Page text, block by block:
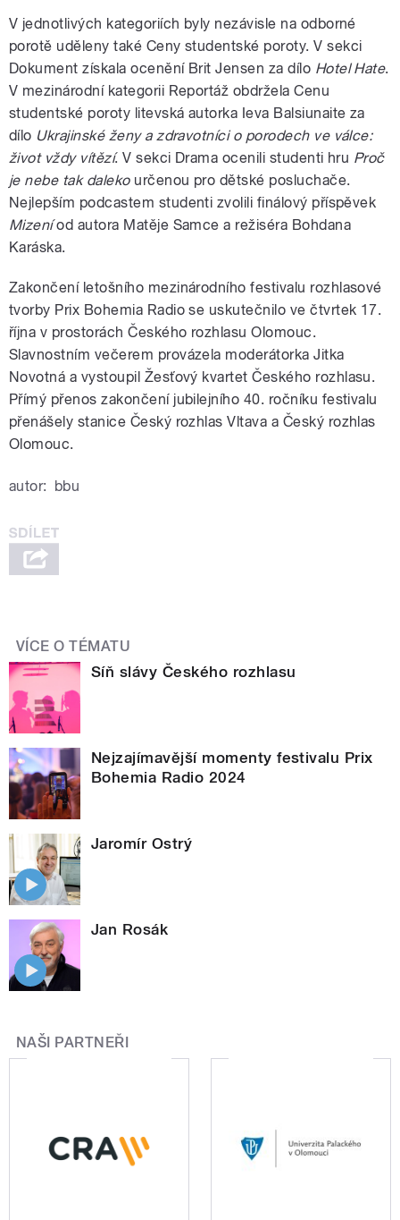
V jednotlivých kategoriích byly nezávisle na odborné
porotě uděleny také Ceny studentské poroty. V sekci
Dokument získala ocenění Brit Jensen za dílo Hotel Hate.
V mezinárodní kategorii Reportáž obdržela Cenu
studentské poroty litevská autorka Ieva Balsiunaite za
dílo Ukrajinské ženy a zdravotníci o porodech ve válce:
život vždy vítězí. V sekci Drama ocenili studenti hru Proč
je nebe tak daleko určenou pro dětské posluchače.
Nejlepším podcastem studenti zvolili finálový příspěvek
Mizeníod autora Matěje Samce a režiséra Bohdana
Karáska.
Zakončení letošního mezinárodního festivalu rozhlasové
tvorby Prix Bohemia Radio se uskutečnilo ve čtvrtek 17.
října v prostorách Českého rozhlasu Olomouc.
Slavnostním večerem provázela moderátorka Jitka
Novotná a vystoupil Žesťový kvartet Českého rozhlasu.
Přímý přenos zakončení jubilejního 40. ročníku festivalu
přenášely stanice Český rozhlas Vltava a Český rozhlas
Olomouc.
autor: bbu
VÍCE O TÉMATU
Síň slávy Českého rozhlasu
Nejzajímavější momenty festivalu Prix
Bohemia Radio 2024
Jaromír Ostrý
Jan Rosák
NAŠI PARTNEŘI